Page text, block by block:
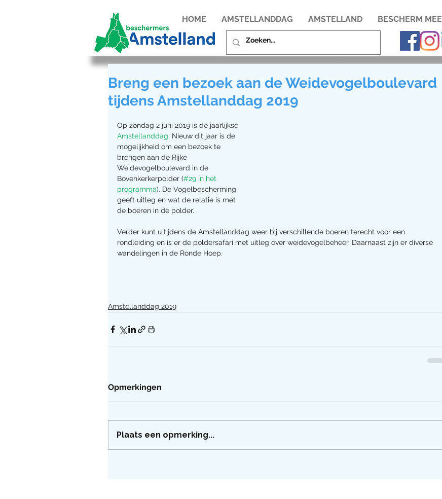
HOME AMSTELLANDDAG AMSTELLAND BESCHERM MEE
Breng een bezoek aan de Weidevogelboulevard
tijdens Amstellanddag 2019
Op zondag 2 juni 2019 is de jaarlijkse
Amstellanddag. Nieuw dit jaar is de
mogelijkheid om een bezoek te
brengen aan de Rijke
Weidevogelboulevard in de
Bovenkerkerpolder (#29 in het
programma). De Vogelbescherming
geeft uitleg en wat de relatie is met
de boeren in de polder.
Verder kunt u tijdens de Amstellanddag weer bij verschillende boeren terecht voor een
rondleiding en is er de poldersafari met uitleg over weidevogelbeheer. Daarnaast zijn er diverse
wandelingen in de Ronde Hoep.
Amstellanddag 2019
Opmerkingen
Plaats een opmerking...